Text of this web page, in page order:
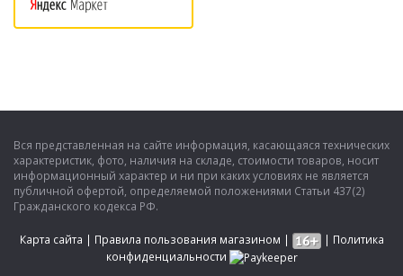
Вся представленная на сайте информация, касающаяся технических
характеристик, фото, наличия на складе, стоимости товаров, носит
информационный характер и ни при каких условиях не является
публичной офертой, определяемой положениями Статьи 437(2)
Гражданского кодекса РФ.
Карта сайта | Правила пользования магазином | | Политика
конфиденциальности